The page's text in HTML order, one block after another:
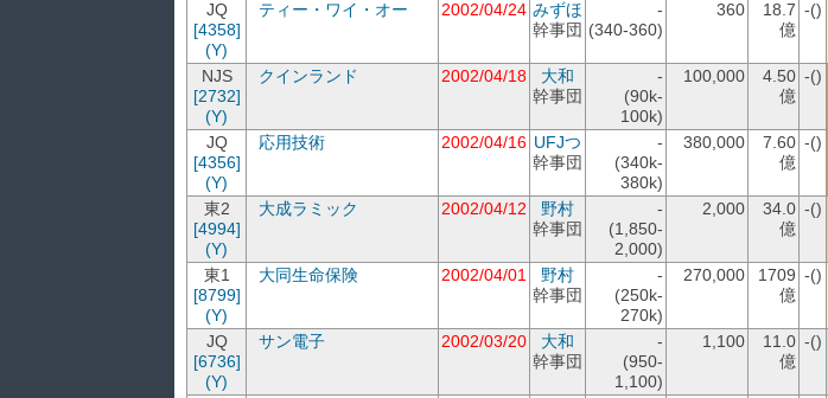
JQ
[4358]
(Y)
ティー・ワイ・オー 2002/04/24 みずほ
幹事団
-
(340-360)
360
18.7
億
-()
NJS
[2732]
(Y)
クインランド 2002/04/18
大和
幹事団
-
(90k-
100k)
100,000
4.50
億
-()
JQ
[4356]
(Y)
応用技術 2002/04/16 UFJつ
幹事団
-
(340k-
380k)
380,000
7.60
億
-()
東2
[4994]
(Y)
大成ラミック 2002/04/12
野村
幹事団
-
(1,850-
2,000)
2,000
34.0
億
-()
東1
[8799]
(Y)
大同生命保険 2002/04/01
野村
幹事団
-
(250k-
270k)
270,000
1709
億
-()
JQ
[6736]
(Y)
サン電子 2002/03/20
大和
幹事団
-
(950-
1,100)
1,100
11.0
億
-()